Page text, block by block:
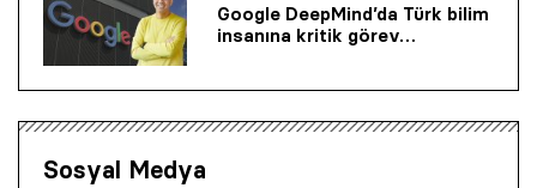
Google DeepMind’da Türk bilim
insanına kritik görev…
Sosyal Medya